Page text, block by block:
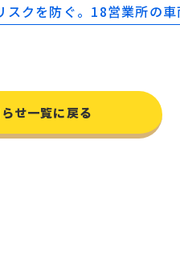
クを防ぐ。18営業所の
せ一覧に戻る